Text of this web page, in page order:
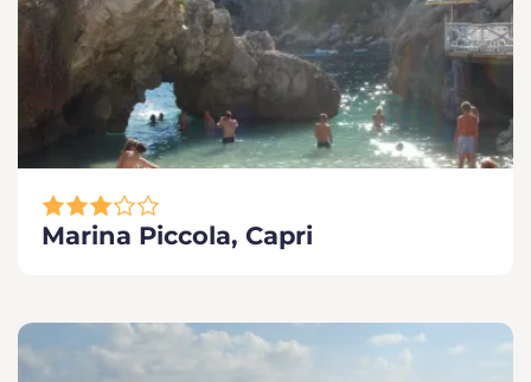
Marina Piccola, Capri